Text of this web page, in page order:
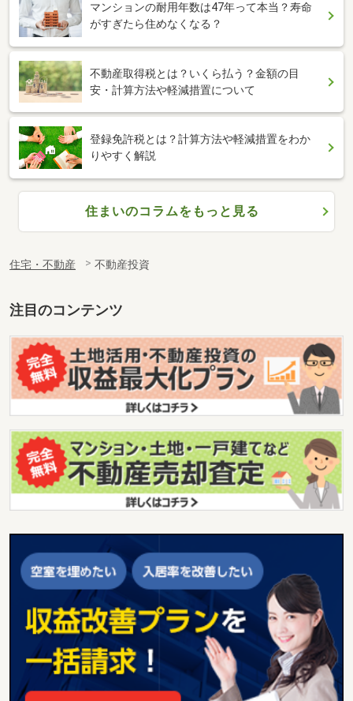
マンションの耐用年数は47年って本当？寿命
がすぎたら住めなくなる？
不動産取得税とは？いくら払う？金額の目
安・計算方法や軽減措置について
登録免許税とは？計算方法や軽減措置をわか
りやすく解説
住まいのコラムをもっと見る
住宅・不動産 不動産投資
注目のコンテンツ